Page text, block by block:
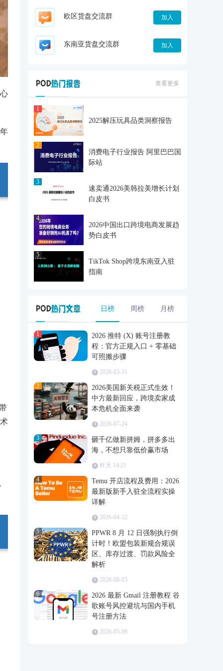
欧区货盘交流群 加入
东南亚货盘交流群 加入
查看更多
1
2025解压玩具品类洞察报告
2
消费电子行业报告 阿里巴巴国
际站
3
速卖通2026美韩拉美增长计划
白皮书
4
2026中国出口跨境电商发展趋
势白皮书
5
TikTok Shop跨境东南亚入驻
指南
日榜 周榜 月榜
1
2026 推特 (X) 账号注册教
程：官方正规入口 + 零基础
可照搬步骤
2026-03-31
2
2026美国新关税正式生效！
中方最新回应，跨境卖家成
本危机全面来袭
2026-07-24
3
砸千亿做新拼姆，拼多多出
海，不想只靠低价赢市场
昨天 14:21
4
Temu 开店流程及费用：2026
最新版新手入驻全流程实操
详解
2026-04-12
5
PPWR 8 月 12 日强制执行倒
计时！欧盟包装新规合规误
区、库存过渡、罚款风险全
解析
2026-08-03
6
2026 最新 Gmail 注册教程 谷
歌账号风控避坑与国内手机
号注册方法
2026-05-09